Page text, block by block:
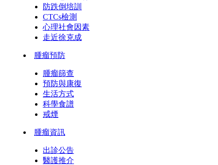
防跌倒培訓
CTCs檢測
心理社會因素
走近徐克成
腫瘤預防
腫瘤篩查
預防與康復
生活方式
科學食譜
戒煙
腫瘤資訊
出診公告
醫護推介